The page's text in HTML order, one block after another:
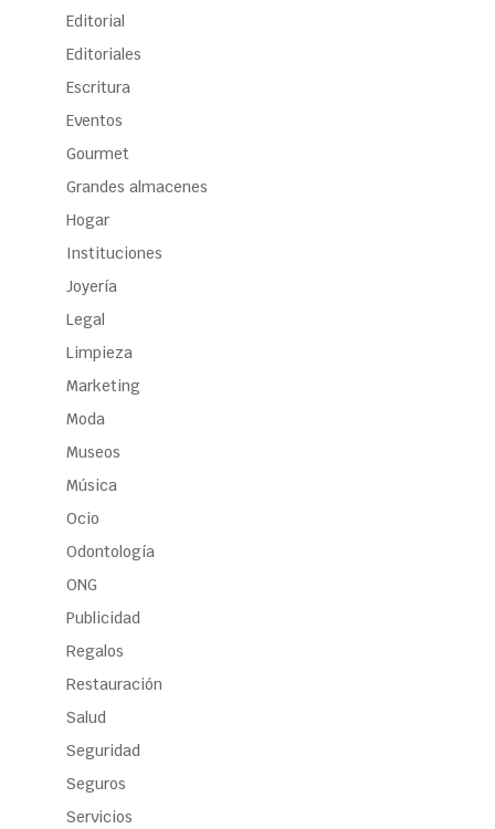
Editorial
Editoriales
Escritura
Eventos
Gourmet
Grandes almacenes
Hogar
Instituciones
Joyería
Legal
Limpieza
Marketing
Moda
Museos
Música
Ocio
Odontología
ONG
Publicidad
Regalos
Restauración
Salud
Seguridad
Seguros
Servicios